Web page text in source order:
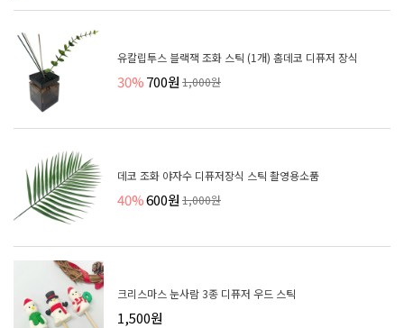
유칼립투스 블랙잭 조화 스틱 (1개) 홈데코 디퓨저 장식
30%700원 1,000원
데코 조화 야자수 디퓨저장식 스틱 촬영용소품
40%600원 1,000원
크리스마스 눈사람 3종 디퓨저 우드 스틱
1,500원